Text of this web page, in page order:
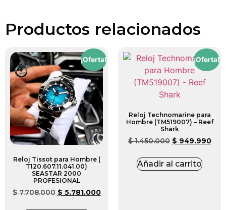
Productos relacionados
¡Oferta!
Reloj Tissot para Hombre (
T120.607.11.041.00)
SEASTAR 2000
PROFESIONAL
$7.708.000 $ 5.781.000
¡Oferta!
Reloj Technomarine para
Hombre (TM519007) – Reef
Shark
$1.450.000 $ 949.990
Añadir al carrito